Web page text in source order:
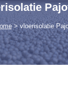
> vloerisolatie